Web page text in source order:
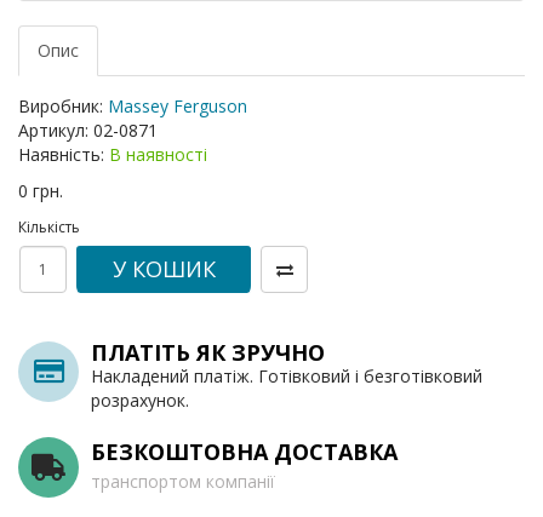
Опис
Виробник: Massey Ferguson
Артикул: 02-0871
Наявність: В наявності
0 грн.
Кількість
У КОШИК
ПЛАТІТЬ ЯК ЗРУЧНО
Накладений платіж. Готівковий і безготівковий
розрахунок.
БЕЗКОШТОВНА ДОСТАВКА
транспортом компанії